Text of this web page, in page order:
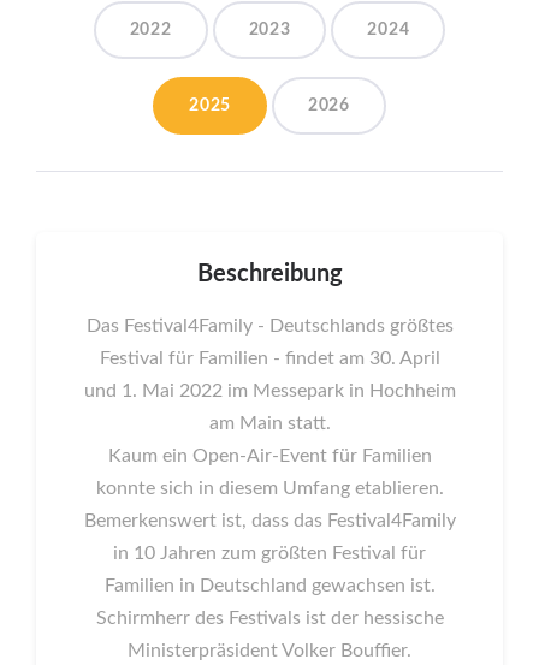
2022 2023 2024
2025 2026
Beschreibung
Das Festival4Family - Deutschlands größtes
Festival für Familien - findet am 30. April
und 1. Mai 2022 im Messepark in Hochheim
am Main statt.
Kaum ein Open-Air-Event für Familien
konnte sich in diesem Umfang etablieren.
Bemerkenswert ist, dass das Festival4Family
in 10 Jahren zum größten Festival für
Familien in Deutschland gewachsen ist.
Schirmherr des Festivals ist der hessische
Ministerpräsident Volker Bouffier.